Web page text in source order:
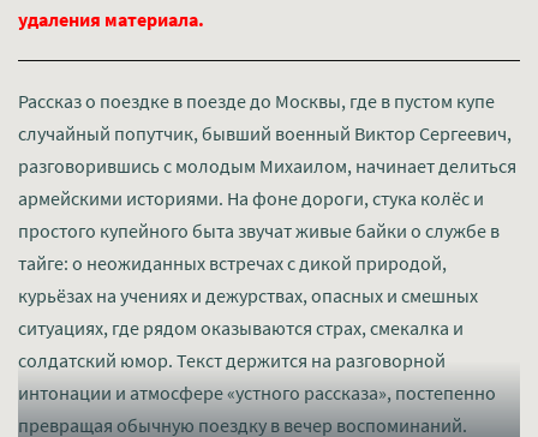
удаления материала.
Рассказ о поездке в поезде до Москвы, где в пустом купе
случайный попутчик, бывший военный Виктор Сергеевич,
разговорившись с молодым Михаилом, начинает делиться
армейскими историями. На фоне дороги, стука колёс и
простого купейного быта звучат живые байки о службе в
тайге: о неожиданных встречах с дикой природой,
курьёзах на учениях и дежурствах, опасных и смешных
ситуациях, где рядом оказываются страх, смекалка и
солдатский юмор. Текст держится на разговорной
интонации и атмосфере «устного рассказа», постепенно
превращая обычную поездку в вечер воспоминаний.